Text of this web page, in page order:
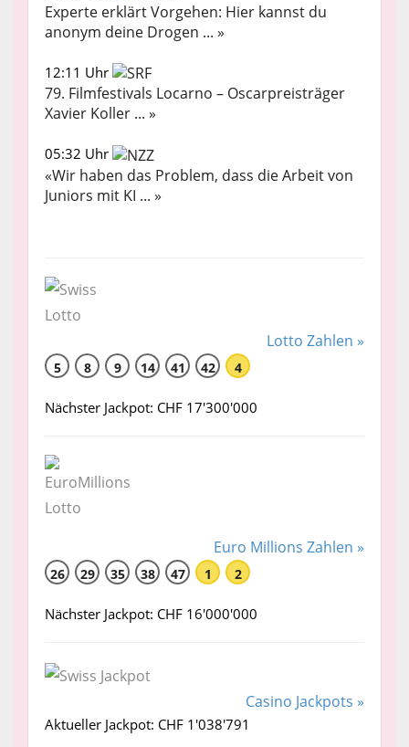
Experte erklärt Vorgehen: Hier kannst du
anonym deine Drogen ... »
12:11 Uhr
79. Filmfestivals Locarno – Oscarpreisträger
Xavier Koller ... »
05:32 Uhr
«Wir haben das Problem, dass die Arbeit von
Juniors mit KI ... »
Lotto Zahlen »
5 8 9 14 41 42 4
Nächster Jackpot: CHF 17'300'000
Euro Millions Zahlen »
26 29 35 38 47 1 2
Nächster Jackpot: CHF 16'000'000
Casino Jackpots »
Aktueller Jackpot: CHF 1'038'791